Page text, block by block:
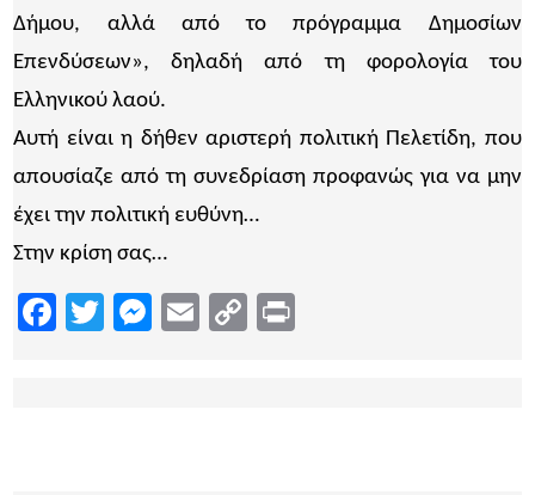
Δήμου, αλλά από το πρόγραμμα Δημοσίων
Επενδύσεων», δηλαδή από τη φορολογία του
Ελληνικού λαού.
Αυτή είναι η δήθεν αριστερή πολιτική Πελετίδη, που
απουσίαζε από τη συνεδρίαση προφανώς για να μην
έχει την πολιτική ευθύνη…
Στην κρίση σας…
Facebook
TwitterMessenger
EmailCopy